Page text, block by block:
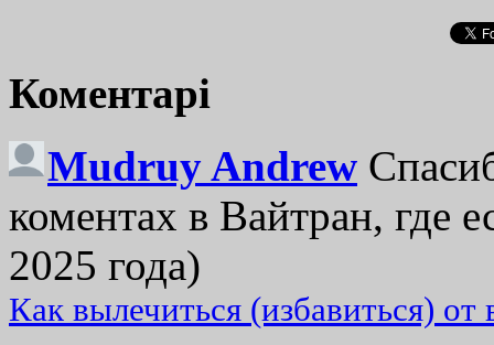
Коментарі
Mudruy Andrew
коментах в Вайтран, где
2025 года)
Как вылечиться (избавиться)